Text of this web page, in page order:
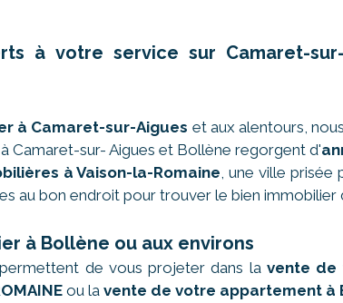
votre service sur Camaret-sur-
à Camaret-sur-Aigues et aux alentours,
Camaret-sur- Aigues et Bollène regorgent d'
à Vaison-la-Romaine, une ville prisée
au bon endroit pour trouver le bien
à Bollène ou aux environs
de vous projeter dans lavente de
ou la vente de votre appartement à